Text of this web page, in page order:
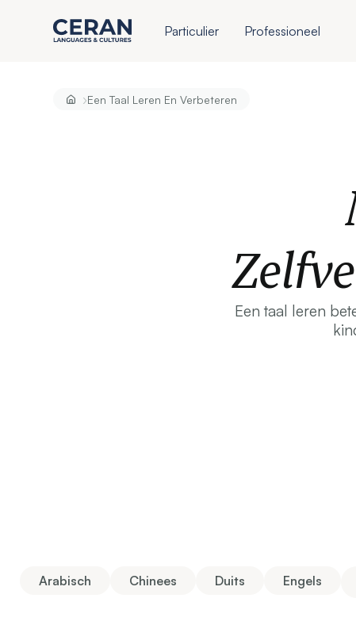
Particulier Professioneel
›Een Taal Leren En Verbeteren
Een taal leren
Arabisch Chinees Duits Engels